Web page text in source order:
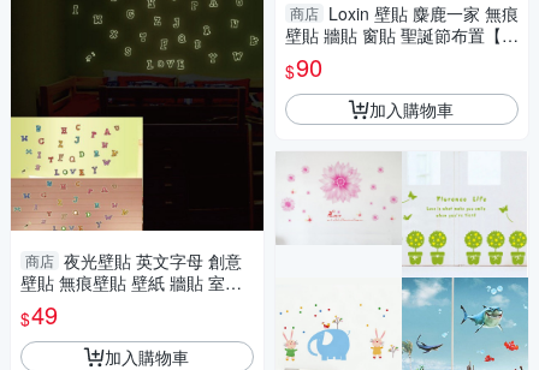
商店 夜光壁貼 英文字母 創意
壁貼 無痕壁貼 壁紙 牆貼 室內
設計 裝潢 Loxin
$49
加入購物車
商店 Loxin 壁貼 麋鹿一家 無痕
壁貼 牆貼 窗貼 聖誕節布置【S
F1720】
$90
加入購物車